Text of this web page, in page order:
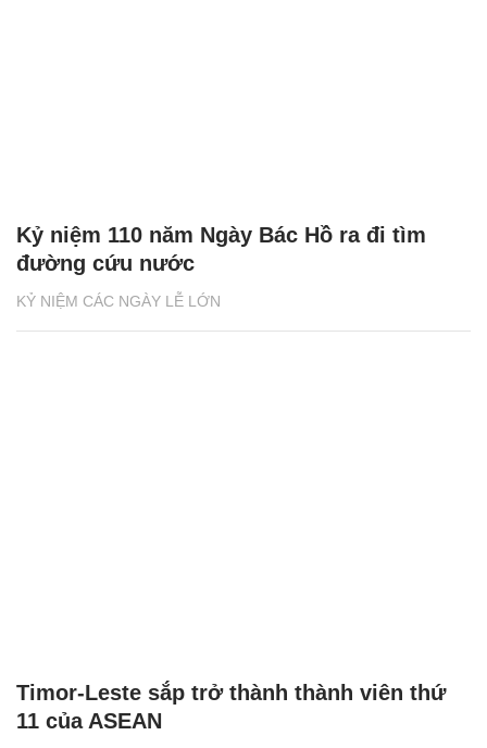
KỶ NIỆM CÁC NGÀY LỄ LỚN
Kỷ niệm 110 năm Ngày Bác Hồ ra đi tìm
đường cứu nước
Timor-Leste sắp trở thành thành viên thứ
11 của ASEAN